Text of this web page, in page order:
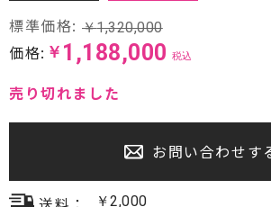
サウンドバー・アンプ内蔵型スピーカー
センタースピーカー・サブウーファー
標準価格: ￥1,320,000
価格: ￥ 1,188,000 税込
売り切れました
お問い合わせす
￥2,000